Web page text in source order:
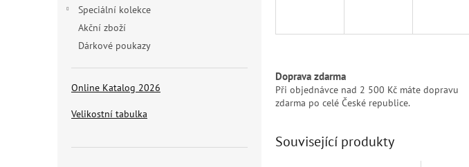
Speciální kolekce
Akční zboží
Dárkové poukazy
Online Katalog 2026
Velikostní tabulka
Doprava zdarma
Při objednávce nad 2 500 Kč máte dopravu
zdarma po celé České republice.
Související produkty